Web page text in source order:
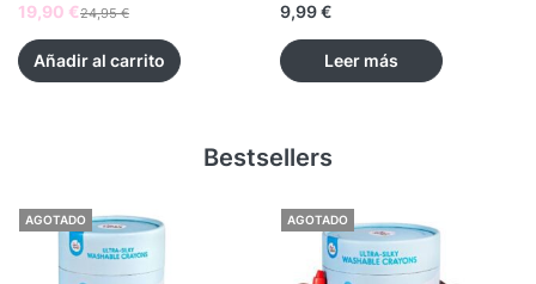
24,95€
19,90 €
Añadir al carrito
9,99€
Leer más
Bestsellers
AGOTADO AGOTADO